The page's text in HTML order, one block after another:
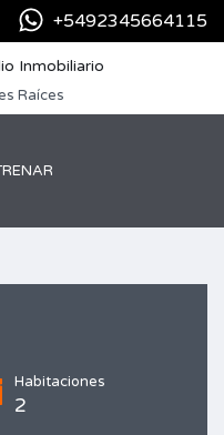
+5492345664115
Raíces
Habitaciones
2